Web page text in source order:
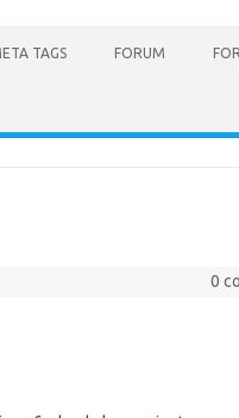
TAGS FORUM
0